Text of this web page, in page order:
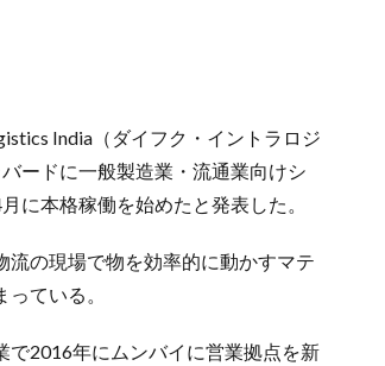
India（ダイフク・イントラロジ
ードに一般製造業・流通業向けシ
に本格稼働を始めたと発表した。
の現場で物を効率的に動かすマテ
ている。
で2016年にムンバイに営業拠点を新